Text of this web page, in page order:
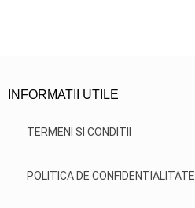
INFORMATII UTILE
TERMENI SI CONDITII
POLITICA DE CONFIDENTIALITATE